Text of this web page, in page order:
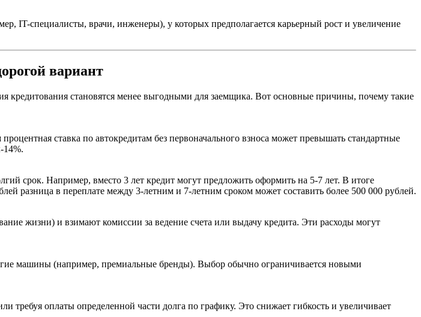
IT-специалисты, врачи, инженеры), у которых предполагается карьерный рост и увеличение
вариант
кредитования становятся менее выгодными для заемщика. Вот основные причины, почему такие
ставка по автокредитам без первоначального взноса может превышать стандартные
14%.
срок. Например, вместо 3 лет кредит могут предложить оформить на 5-7 лет. В итоге
разница в переплате между 3-летним и 7-летним сроком может составить более 500 000 рублей.
жизни) и взимают комиссии за ведение счета или выдачу кредита. Эти расходы могут
машины (например, премиальные бренды). Выбор обычно ограничивается новыми
оплаты определенной части долга по графику. Это снижает гибкость и увеличивает